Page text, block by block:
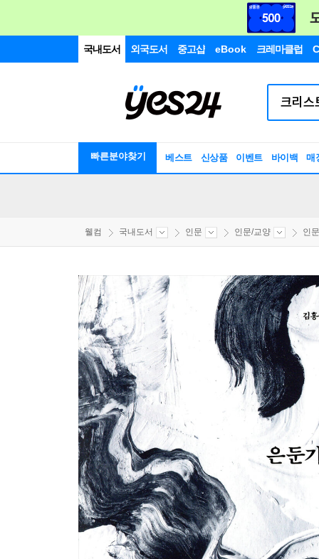
국내도서 외국도서 중고샵 eBook 크레마클럽
빠른분야찾기 베스트 신상품 이벤트 바이백 매
웰컴 국내도서 인문 인문/교양 인